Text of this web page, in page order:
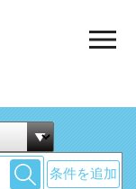
条件を追加